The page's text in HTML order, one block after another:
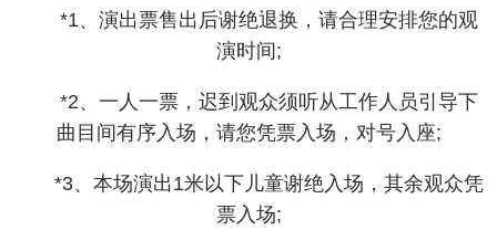
*1、演出票售出后谢绝退换，请合理安排您的观
演时间;
*2、一人一票，迟到观众须听从工作人员引导下
曲目间有序入场，请您凭票入场，对号入座;
*3、本场演出1米以下儿童谢绝入场，其余观众凭
票入场;